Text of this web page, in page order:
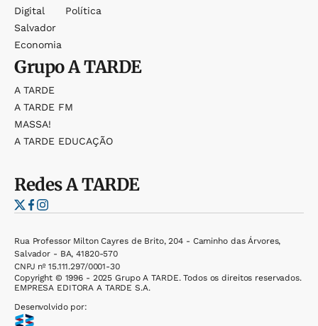
Digital
Salvador
Economia
Política
GrupoA TARDE
A TARDE
A TARDE FM
MASSA!
A TARDE EDUCAÇÃO
RedesA TARDE
Rua Professor Milton Cayres de Brito, 204 - Caminho das Árvores,
Salvador - BA, 41820-570
CNPJ nº 15.111.297/0001-30
Copyright © 1996 - 2025 Grupo A TARDE. Todos os direitos reservados.
EMPRESA EDITORA A TARDE S.A.
Desenvolvido por: